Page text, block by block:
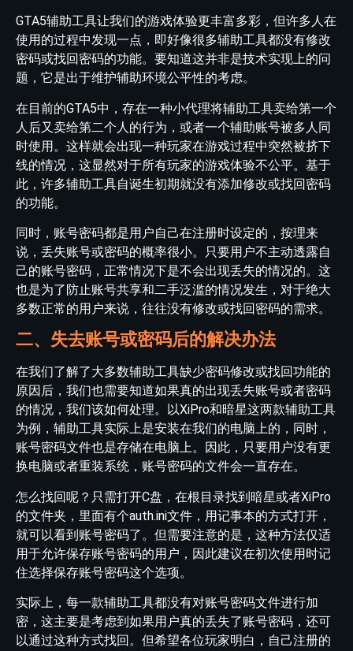
GTA5辅助工具让我们的游戏体验更丰富多彩，但许多人在
使用的过程中发现一点，即好像很多辅助工具都没有修改
密码或找回密码的功能。要知道这并非是技术实现上的问
题，它是出于维护辅助环境公平性的考虑。
在目前的GTA5中，存在一种小代理将辅助工具卖给第一个
人后又卖给第二个人的行为，或者一个辅助账号被多人同
时使用。这样就会出现一种玩家在游戏过程中突然被挤下
线的情况，这显然对于所有玩家的游戏体验不公平。基于
此，许多辅助工具自诞生初期就没有添加修改或找回密码
的功能。
同时，账号密码都是用户自己在注册时设定的，按理来
说，丢失账号或密码的概率很小。只要用户不主动透露自
己的账号密码，正常情况下是不会出现丢失的情况的。这
也是为了防止账号共享和二手泛滥的情况发生，对于绝大
多数正常的用户来说，往往没有修改或找回密码的需求。
二、失去账号或密码后的解决办法
在我们了解了大多数辅助工具缺少密码修改或找回功能的
原因后，我们也需要知道如果真的出现丢失账号或者密码
的情况，我们该如何处理。以XiPro和暗星这两款辅助工具
为例，辅助工具实际上是安装在我们的电脑上的，同时，
账号密码文件也是存储在电脑上。因此，只要用户没有更
换电脑或者重装系统，账号密码的文件会一直存在。
怎么找回呢？只需打开C盘，在根目录找到暗星或者XiPro
的文件夹，里面有个auth.ini文件，用记事本的方式打开，
就可以看到账号密码了。但需要注意的是，这种方法仅适
用于允许保存账号密码的用户，因此建议在初次使用时记
住选择保存账号密码这个选项。
实际上，每一款辅助工具都没有对账号密码文件进行加
密，这主要是考虑到如果用户真的丢失了账号密码，还可
以通过这种方式找回。但希望各位玩家明白，自己注册的